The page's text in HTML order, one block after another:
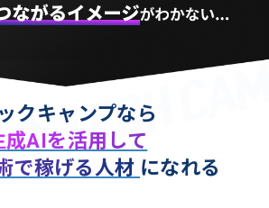
クキャンプなら
成AIを活用して
で稼げる人材 になれる